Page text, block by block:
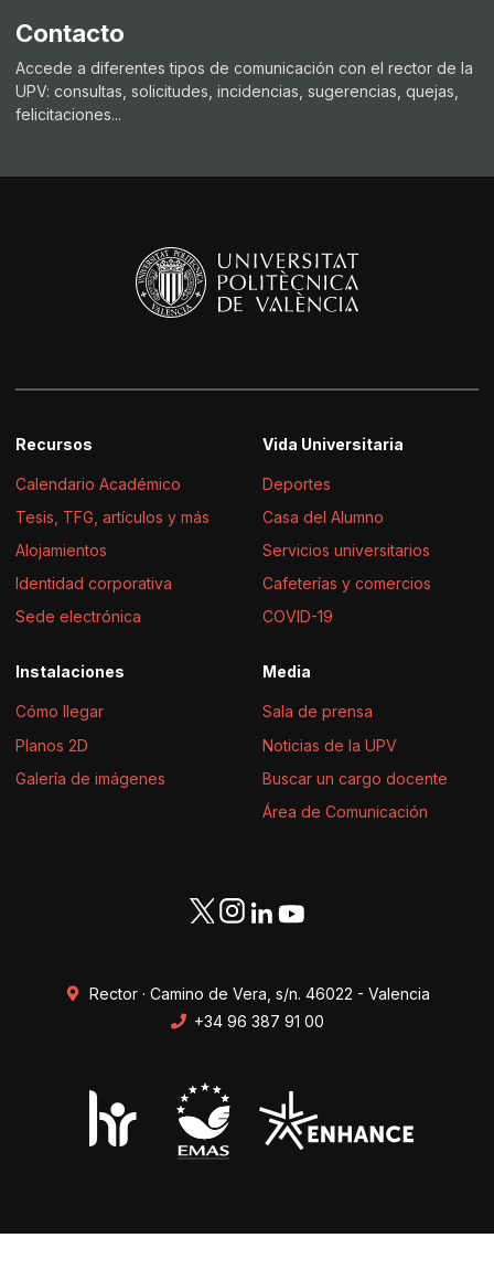
Contacto
Accede a diferentes tipos de comunicación con el rector de la
UPV: consultas, solicitudes, incidencias, sugerencias, quejas,
felicitaciones...
Recursos
Calendario Académico
Tesis, TFG, artículos y más
Alojamientos
Identidad corporativa
Sede electrónica
Vida Universitaria
Deportes
Casa del Alumno
Servicios universitarios
Cafeterías y comercios
COVID-19
Instalaciones
Cómo llegar
Planos 2D
Galería de imágenes
Media
Sala de prensa
Noticias de la UPV
Buscar un cargo docente
Área de Comunicación
Rector · Camino de Vera, s/n. 46022 - Valencia
+34 96 387 91 00